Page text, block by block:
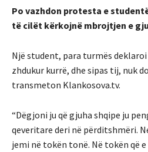
Po vazhdon protesta e
të cilët kërkojnë mbrojtjen e
Një student, para turmës
zhdukur kurrë, dhe sipas tij, nuk
transmeton Klankosova.tv.
“Dëgjoni ju që gjuha shqipe ju
qeveritare deri në përditshmëri.
jemi në tokën tonë. Në tokën që